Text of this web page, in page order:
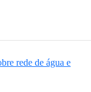
rede de água e